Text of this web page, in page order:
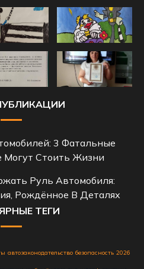
3 Фатальные
Могут Стоить Жизни
Руль Автомобиля:
Рождённое В Деталях
ТЕГИ
автозаконодательство безопасность 2026